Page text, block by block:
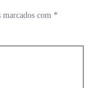
marcados com *